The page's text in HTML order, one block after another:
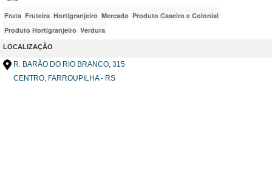
Fruta Fruteira Hortigranjeiro Mercado Produto Caseiro e Colonial
Produto Hortigranjeiro Verdura
LOCALIZAÇÃO
R. BARÃO DO RIO BRANCO, 315
CENTRO, FARROUPILHA - RS